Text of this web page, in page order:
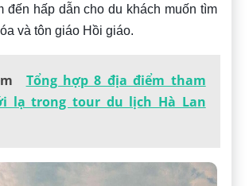
đến hấp dẫn cho du khách muốn tìm
và tôn giáo Hồi giáo.
Tổng hợp 8 địa điểm tham
lạ trong tour du lịch Hà Lan